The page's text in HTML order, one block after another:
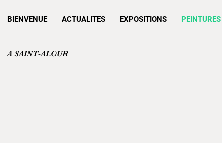
BIENVENUE ACTUALITES EXPOSITIONS PEINTURES
A SAINT-ALOUR